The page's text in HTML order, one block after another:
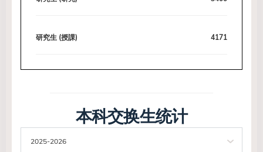
研究生 (授課) 4171
本科交换生统计